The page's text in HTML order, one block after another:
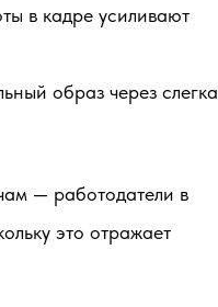
в кадре усиливают
образ через слегка
— работодатели в
это отражает